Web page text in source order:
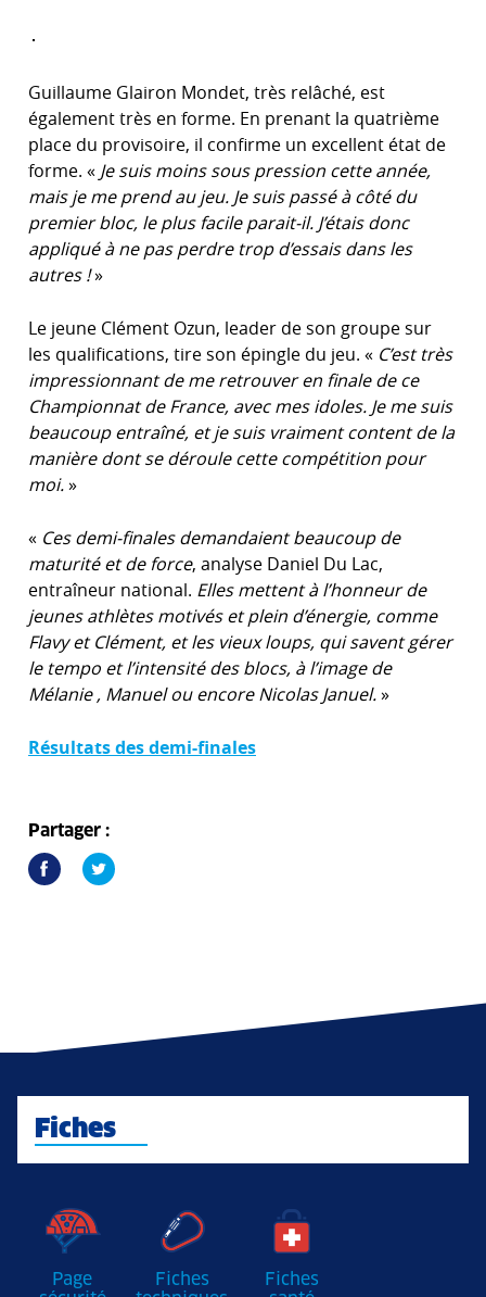
Guillaume Glairon Mondet, très relâché, est
également très en forme. En prenant la quatrième
place du provisoire, il confirme un excellent état de
forme. « Je suis moins sous pression cette année,
mais je me prend au jeu. Je suis passé à côté du
premier bloc, le plus facile parait-il. J’étais donc
appliqué à ne pas perdre trop d’essais dans les
autres !»
Le jeune Clément Ozun, leader de son groupe sur
les qualifications, tire son épingle du jeu. « C’est très
impressionnant de me retrouver en finale de ce
Championnat de France, avec mes idoles. Je me suis
beaucoup entraîné, et je suis vraiment content de la
manière dont se déroule cette compétition pour
moi.»
« Ces demi-finales demandaient beaucoup de
maturité et de force, analyse Daniel Du Lac,
entraîneur national. Elles mettent à l’honneur de
jeunes athlètes motivés et plein d’énergie, comme
Flavy et Clément, et les vieux loups, qui savent gérer
le tempo et l’intensité des blocs, à l’image de
Mélanie , Manuel ou encore Nicolas Januel.»
Résultats des demi-finales
Partager :
Fiches
Page
Fiches
Fiches